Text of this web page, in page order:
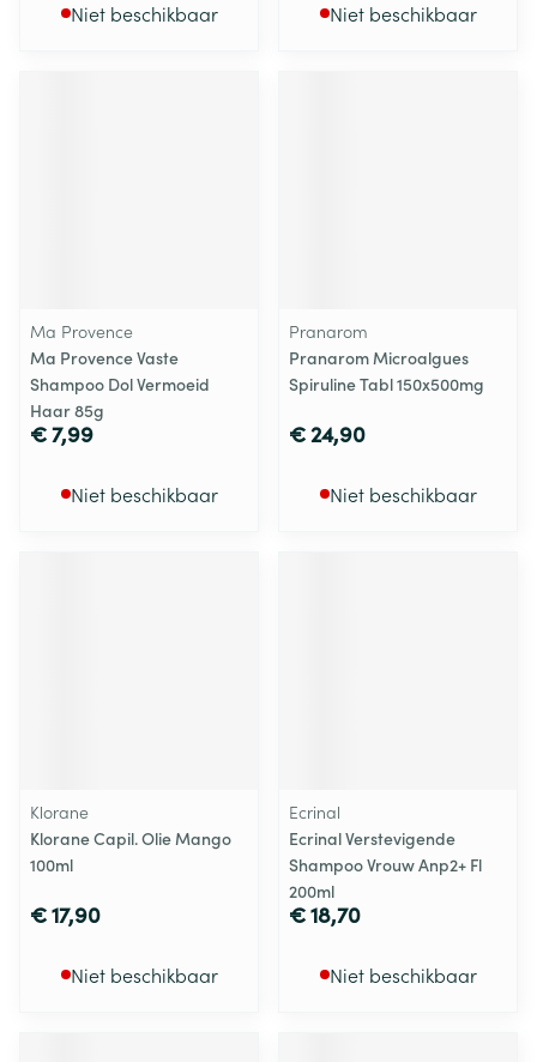
Niet beschikbaar Niet beschikbaar
Ma Provence
Ma Provence Vaste
Shampoo Dol Vermoeid
Haar 85g
€ 7,99
Niet beschikbaar
Pranarom
Pranarom Microalgues
Spiruline Tabl 150x500mg
€ 24,90
Niet beschikbaar
Klorane
Klorane Capil. Olie Mango
100ml
€ 17,90
Niet beschikbaar
Ecrinal
Ecrinal Verstevigende
Shampoo Vrouw Anp2+ Fl
200ml
€ 18,70
Niet beschikbaar